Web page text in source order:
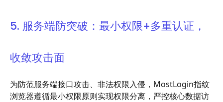
5. 服务端防突破：最小权限+多重认证，
收敛攻击面
为防范服务端接口攻击、非法权限入侵，MostLogin指纹
浏览器遵循最小权限原则实现权限分离，严控核心数据访